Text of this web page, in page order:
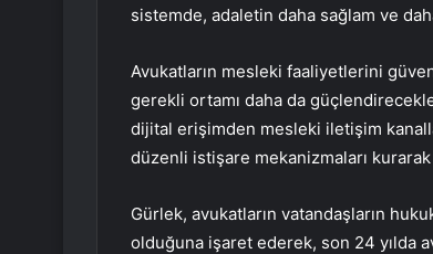
sistemde, adaletin daha sağlam ve
Avukatların mesleki faaliyetlerini
gerekli ortamı daha da
dijital erişimden mesleki iletişim
düzenli istişare mekanizmaları
Gürlek, avukatların vatandaşların
olduğuna işaret ederek, son 24 yılda